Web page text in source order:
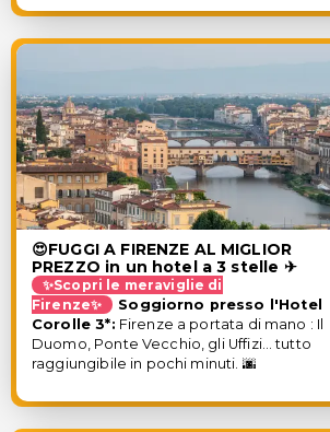
😍FUGGI A FIRENZE AL MIGLIOR
PREZZO in un hotel a 3 stelle ✈
✨Scopri le meraviglie di
Firenze✨
Soggiorno presso l'Hotel
Corolle 3*: Firenze a portata di mano : Il
Duomo, Ponte Vecchio, gli Uffizi… tutto
raggiungibile in pochi minuti. 🌆